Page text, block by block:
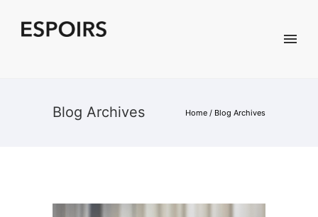
Blog Archives Home / Blog Archives